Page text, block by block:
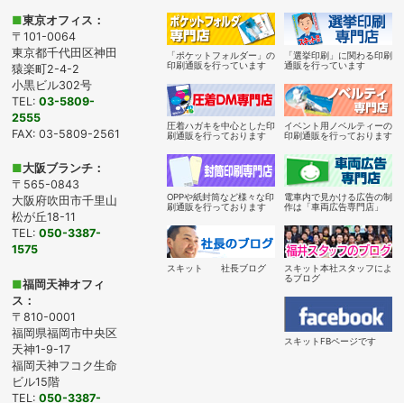
■東京オフィス：
〒101-0064
東京都千代田区神田
猿楽町2-4-2
小黒ビル302号
TEL:03-5809-
2555
FAX: 03-5809-2561
■大阪ブランチ：
〒565-0843
大阪府吹田市千里山
松が丘18-11
TEL:050-3387-
1575
■福岡天神オフィ
ス：
〒810-0001
福岡県福岡市中央区
天神1-9-17
福岡天神フコク生命
ビル15階
TEL:050-3387-
「ポケットフォルダー」の
印刷通販を行っています
「選挙印刷」に関わる印刷
通販を行っています
圧着ハガキを中心とした印
刷通販を行っております
イベント用ノベルティーの
印刷通販を行っております
OPPや紙封筒など様々な印
刷通販を行っております
電車内で見かける広告の制
作は「車両広告専門店」
スキット 社長ブログ
スキット本社スタッフによ
るブログ
スキットFBページです